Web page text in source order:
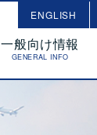
ENGLISH
一般向け情報
GENERAL INFO